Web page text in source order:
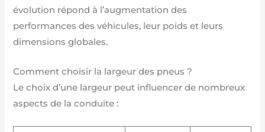
évolution répond à l’augmentation des
performances des véhicules, leur poids et leurs
dimensions globales.
Comment choisir la largeur des pneus ?
Le choix d’une largeur peut influencer de nombreux
aspects de la conduite :